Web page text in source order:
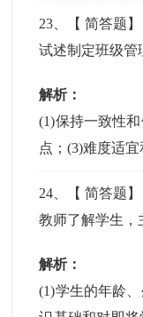
23 、【简答题 】
试述制定班级管
解析：
(1)保持一致性
点；(3)难度适宜
24 、【简答题 】
教师了解学生，
解析：
(1)学生的年龄